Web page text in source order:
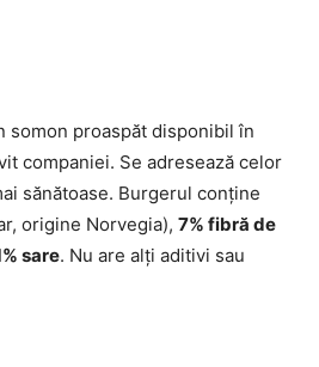
somon proaspăt disponibil în
companiei. Se adresează celor
sănătoase. Burgerul conține
origine Norvegia), 7% fibră de
sare. Nu are alți aditivi sau